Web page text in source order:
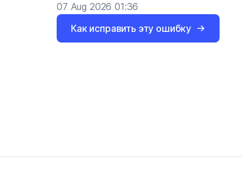
07 Aug 2026 01:36
Как исправить эту ошибку